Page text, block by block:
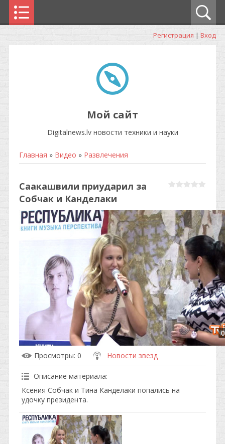
Регистрация | Вход
Мой сайт
Digitalnews.lv новости техники и науки
Главная » Видео » Развлечения
Саакашвили приударил за
Собчак и Канделаки
Просмотры: 0 Новости звезд
Описание материала:
Ксения Собчак и Тина Канделаки попались на
удочку президента.